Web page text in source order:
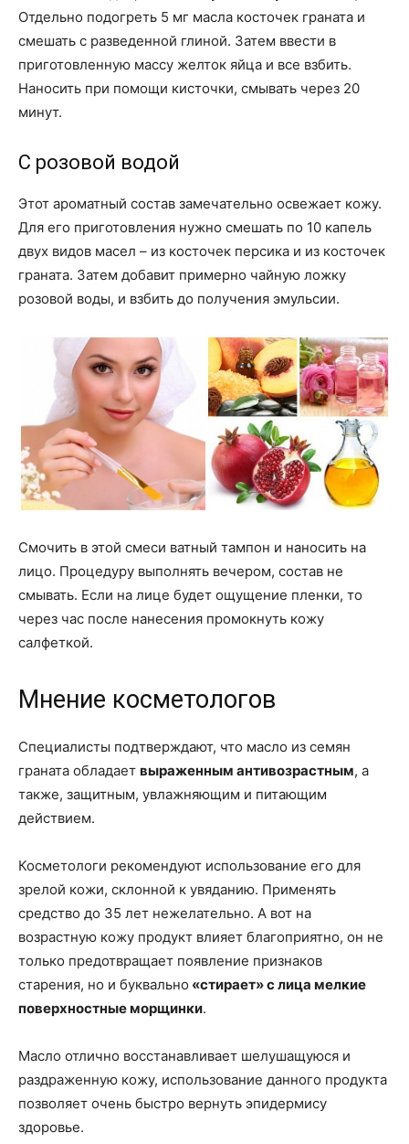
Отдельно подогреть 5 мг масла косточек граната и
смешать с разведенной глиной. Затем ввести в
приготовленную массу желток яйца и все взбить.
Наносить при помощи кисточки, смывать через 20
минут.
С розовой водой
Этот ароматный состав замечательно освежает кожу.
Для его приготовления нужно смешать по 10 капель
двух видов масел – из косточек персика и из косточек
граната. Затем добавит примерно чайную ложку
розовой воды, и взбить до получения эмульсии.
Смочить в этой смеси ватный тампон и наносить на
лицо. Процедуру выполнять вечером, состав не
смывать. Если на лице будет ощущение пленки, то
через час после нанесения промокнуть кожу
салфеткой.
Мнение косметологов
Специалисты подтверждают, что масло из семян
граната обладает выраженным антивозрастным, а
также, защитным, увлажняющим и питающим
действием.
Косметологи рекомендуют использование его для
зрелой кожи, склонной к увяданию. Применять
средство до 35 лет нежелательно. А вот на
возрастную кожу продукт влияет благоприятно, он не
только предотвращает появление признаков
старения, но и буквально «стирает» с лица мелкие
поверхностные морщинки.
Масло отлично восстанавливает шелушащуюся и
раздраженную кожу, использование данного продукта
позволяет очень быстро вернуть эпидермису
здоровье.